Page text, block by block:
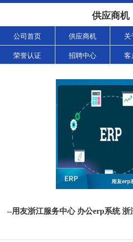
供应商机
公司首页 供应商机 关
荣誉认证 招聘中心 客
--用友浙江服务中心 办公erp系统 浙